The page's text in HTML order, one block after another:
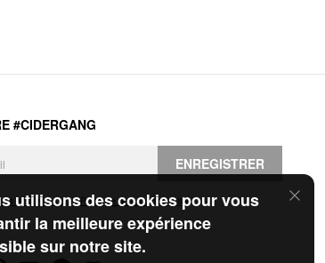
utilisons des cookies pour vous
la meilleure expérience
sur notre site.
#CIDERGANG
ENREGISTRER
généraleset laPolitique de confidentialité.